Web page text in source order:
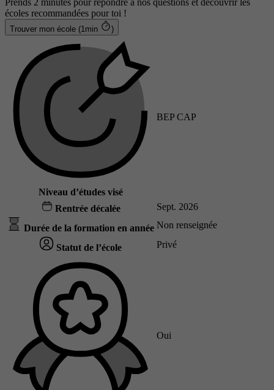
Prends 2 minutes pour répondre à nos questions et découvrir les
écoles recommandées pour toi !
Trouver mon école (1min )
Niveau d’études visé
BEP CAP
Rentrée décalée Sept. 2026
Durée de la formation en année Non renseignée
Statut de l’école Privé
Oui